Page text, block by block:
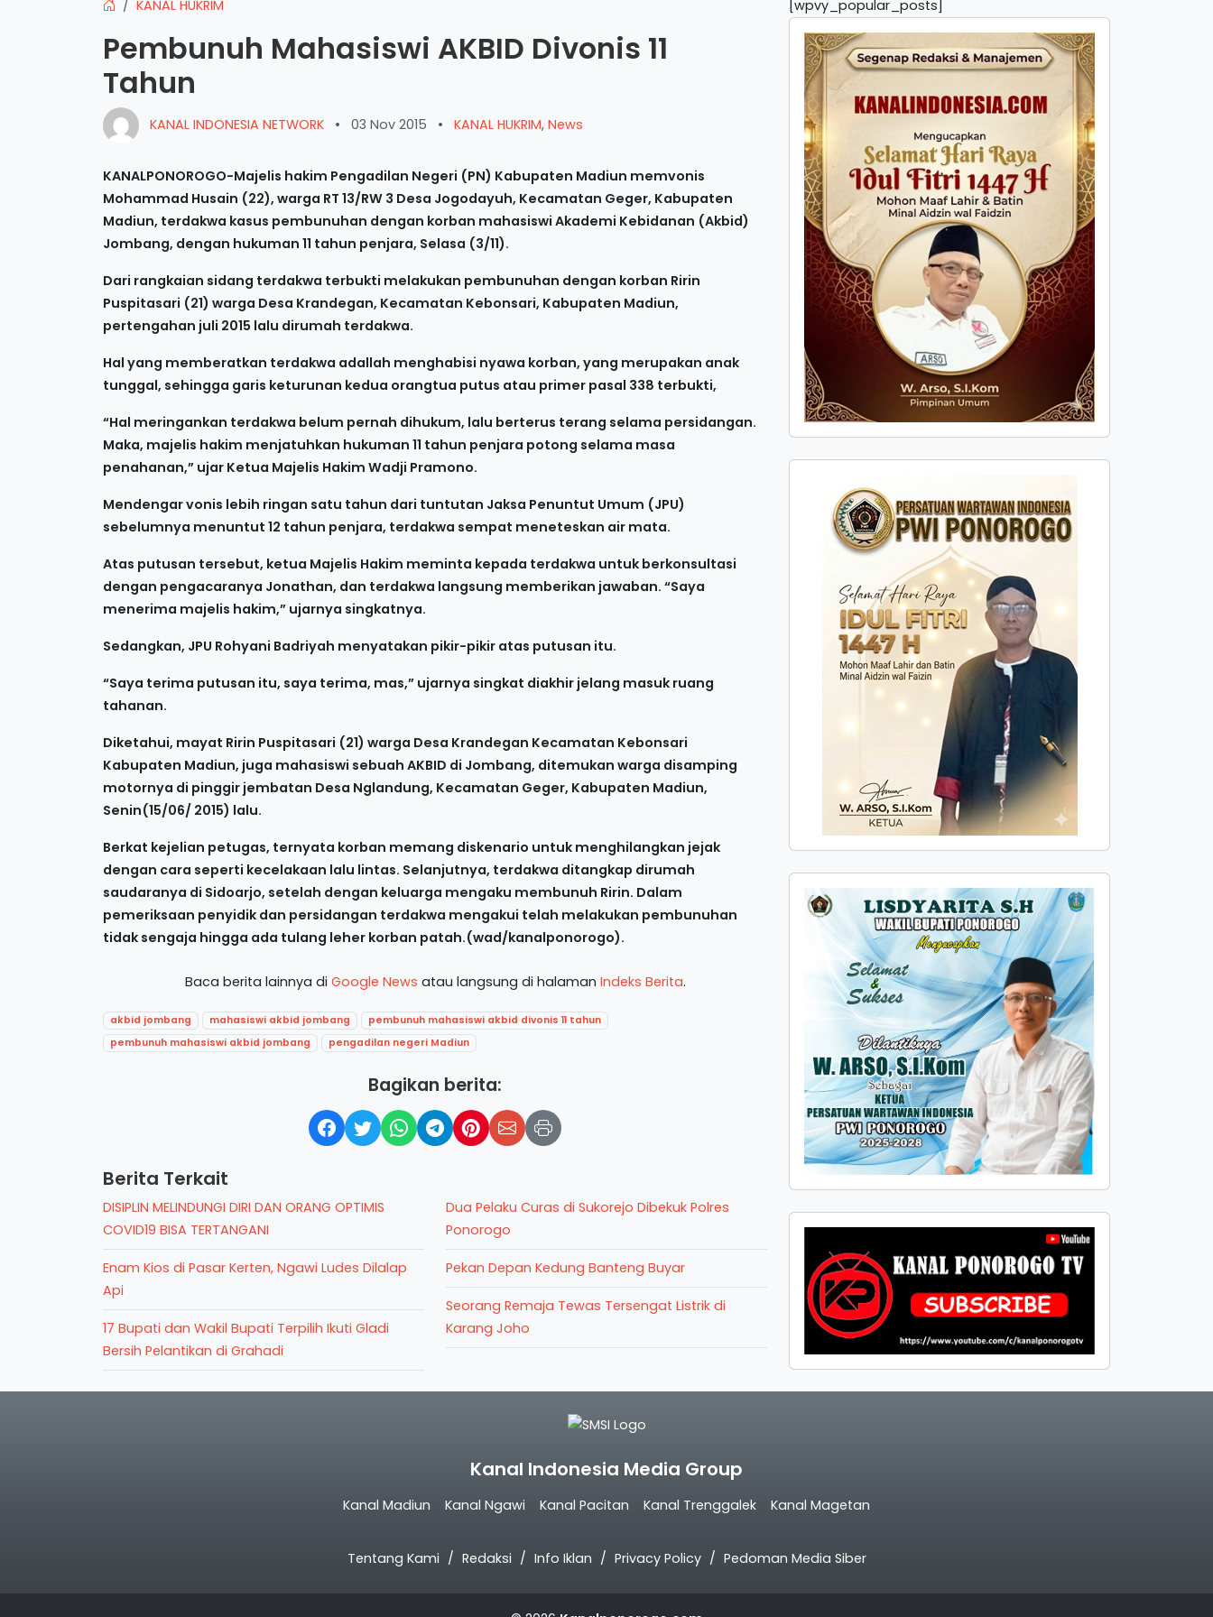
KANAL HUKRIM
Pembunuh Mahasiswi AKBID Divonis 11
Tahun
KANAL INDONESIA NETWORK • 03 Nov 2015 • KANAL HUKRIM, News
KANALPONOROGO-Majelis hakim Pengadilan Negeri (PN) Kabupaten Madiun memvonis
Mohammad Husain (22), warga RT 13/RW 3 Desa Jogodayuh, Kecamatan Geger, Kabupaten
Madiun, terdakwa kasus pembunuhan dengan korban mahasiswi Akademi Kebidanan (Akbid)
Jombang, dengan hukuman 11 tahun penjara, Selasa (3/11).
Dari rangkaian sidang terdakwa terbukti melakukan pembunuhan dengan korban Ririn
Puspitasari (21) warga Desa Krandegan, Kecamatan Kebonsari, Kabupaten Madiun,
pertengahan juli 2015 lalu dirumah terdakwa.
Hal yang memberatkan terdakwa adallah menghabisi nyawa korban, yang merupakan anak
tunggal, sehingga garis keturunan kedua orangtua putus atau primer pasal 338 terbukti,
“Hal meringankan terdakwa belum pernah dihukum, lalu berterus terang selama persidangan.
Maka, majelis hakim menjatuhkan hukuman 11 tahun penjara potong selama masa
penahanan,” ujar Ketua Majelis Hakim Wadji Pramono.
Mendengar vonis lebih ringan satu tahun dari tuntutan Jaksa Penuntut Umum (JPU)
sebelumnya menuntut 12 tahun penjara, terdakwa sempat meneteskan air mata.
Atas putusan tersebut, ketua Majelis Hakim meminta kepada terdakwa untuk berkonsultasi
dengan pengacaranya Jonathan, dan terdakwa langsung memberikan jawaban. “Saya
menerima majelis hakim,” ujarnya singkatnya.
Sedangkan, JPU Rohyani Badriyah menyatakan pikir-pikir atas putusan itu.
“Saya terima putusan itu, saya terima, mas,” ujarnya singkat diakhir jelang masuk ruang
tahanan.
Diketahui, mayat Ririn Puspitasari (21) warga Desa Krandegan Kecamatan Kebonsari
Kabupaten Madiun, juga mahasiswi sebuah AKBID di Jombang, ditemukan warga disamping
motornya di pinggir jembatan Desa Nglandung, Kecamatan Geger, Kabupaten Madiun,
Senin(15/06/ 2015) lalu.
Berkat kejelian petugas, ternyata korban memang diskenario untuk menghilangkan jejak
dengan cara seperti kecelakaan lalu lintas. Selanjutnya, terdakwa ditangkap dirumah
saudaranya di Sidoarjo, setelah dengan keluarga mengaku membunuh Ririn. Dalam
pemeriksaan penyidik dan persidangan terdakwa mengakui telah melakukan pembunuhan
tidak sengaja hingga ada tulang leher korban patah.(wad/kanalponorogo).
Baca berita lainnya di Google News atau langsung di halaman Indeks Berita.
akbid jombang mahasiswi akbid jombang
pembunuh mahasiswi akbid divonis 11 tahun
pembunuh mahasiswi akbid jombang
pengadilan negeri Madiun
Bagikan berita:
Berita Terkait
DISIPLIN MELINDUNGI DIRI DAN ORANG OPTIMIS
COVID19 BISA TERTANGANI
Enam Kios di Pasar Kerten, Ngawi Ludes Dilalap
Api
17 Bupati dan Wakil Bupati Terpilih Ikuti Gladi
Bersih Pelantikan di Grahadi
Dua Pelaku Curas di Sukorejo Dibekuk Polres
Ponorogo
Pekan Depan Kedung Banteng Buyar
Seorang Remaja Tewas Tersengat Listrik di
Karang Joho
[wpvy_popular_posts]
Kanal Indonesia Media Group
Kanal Madiun Kanal Ngawi Kanal Pacitan Kanal Trenggalek Kanal Magetan
Tentang Kami Redaksi Info Iklan Privacy Policy Pedoman Media Siber